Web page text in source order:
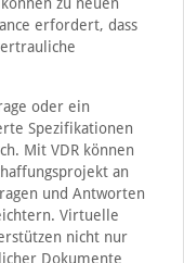
erfordert, dass
oder ein
Spezifikationen
Mit VDR können
an
und Antworten
Virtuelle
nicht nur
Dokumente